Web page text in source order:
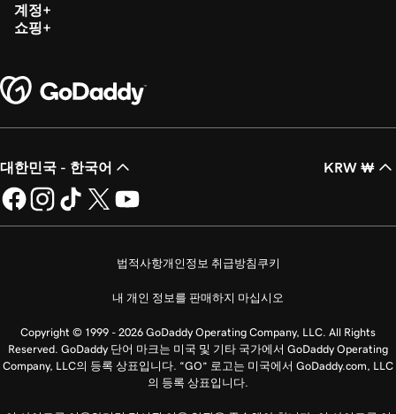
계정
쇼핑
대한민국 - 한국어 KRW ₩
법적사항개인정보 취급방침 쿠키
내 개인 정보를 판매하지 마십시오
Copyright © 1999 - 2026 GoDaddy Operating Company, LLC. All Rights
Reserved. GoDaddy 단어 마크는 미국 및 기타 국가에서 GoDaddy Operating
Company, LLC의 등록 상표입니다. “GO” 로고는 미국에서 GoDaddy.com, LLC
의 등록 상표입니다.